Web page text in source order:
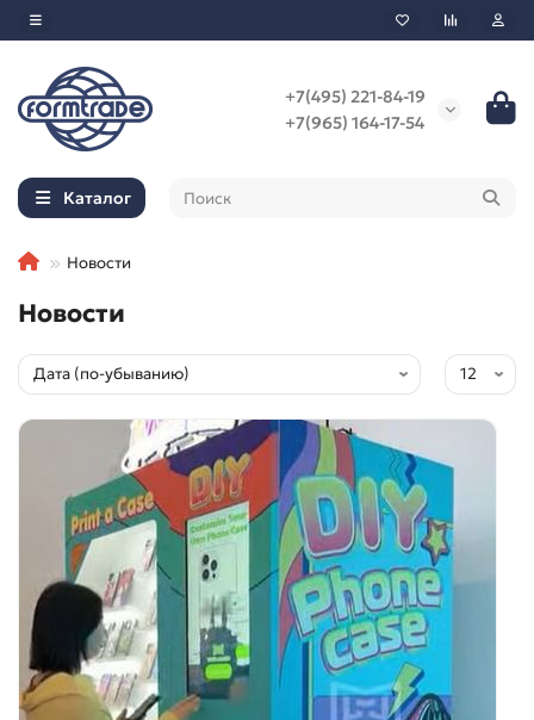
+7(495) 221-84-19
+7(965) 164-17-54
Каталог
Новости
Новости